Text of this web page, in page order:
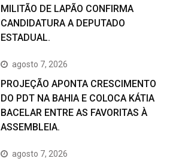
MILITÃO DE LAPÃO CONFIRMA
CANDIDATURA A DEPUTADO
ESTADUAL.
agosto 7, 2026
PROJEÇÃO APONTA CRESCIMENTO
DO PDT NA BAHIA E COLOCA KÁTIA
BACELAR ENTRE AS FAVORITAS À
ASSEMBLEIA.
agosto 7, 2026